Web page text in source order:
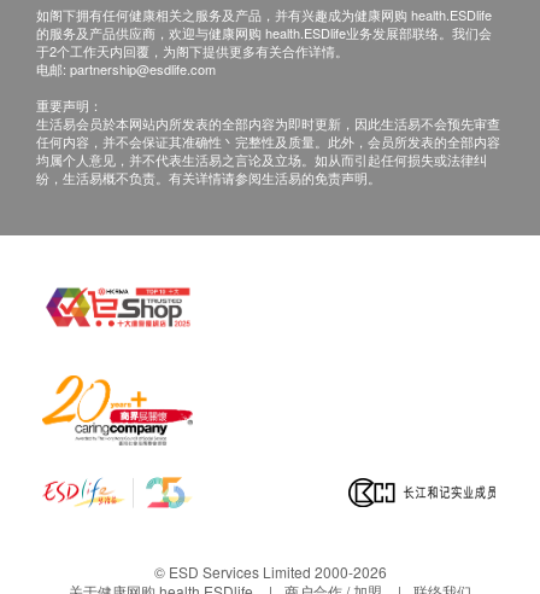
如阁下拥有任何健康相关之服务及产品，并有兴趣成为健康网购 health.ESDlife
的服务及产品供应商，欢迎与健康网购 health.ESDlife业务发展部联络。我们会
于2个工作天内回覆，为阁下提供更多有关合作详情。
电邮: partnership@esdlife.com
重要声明：
生活易会员於本网站内所发表的全部内容为即时更新，因此生活易不会预先审查
任何内容，并不会保证其准确性丶完整性及质量。此外，会员所发表的全部内容
均属个人意见，并不代表生活易之言论及立场。如从而引起任何损失或法律纠
纷，生活易概不负责。有关详情请参阅生活易的免责声明。
© ESD Services Limited 2000-2026